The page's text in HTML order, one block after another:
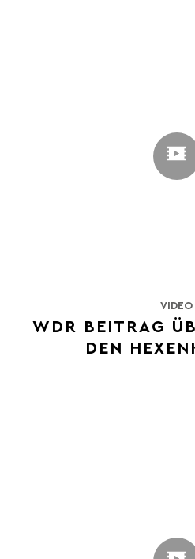
VIDEO
WDR BEITRAG
DEN